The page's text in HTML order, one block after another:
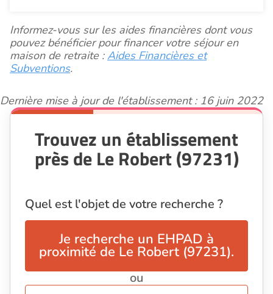
Informez-vous sur les aides financières dont vous
pouvez bénéficier pour financer votre séjour en
maison de retraite :Aides Financières et
Subventions.
Dernière mise à jour de l'établissement : 16 juin 2022
Trouvez un établissement
près de Le Robert (97231)
Quel est l'objet de votre recherche ?
Je recherche un EHPAD à
proximité de Le Robert (97231).
ou